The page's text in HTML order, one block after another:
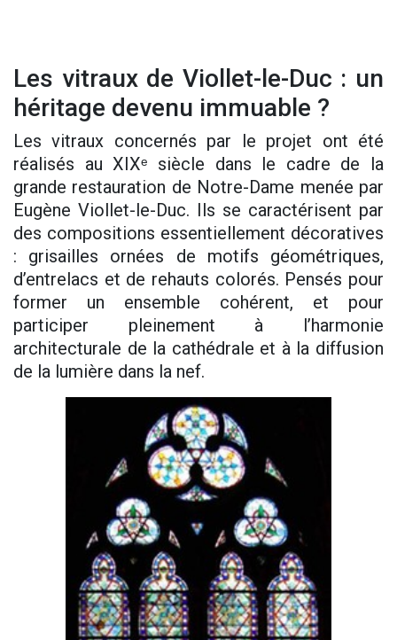
Les vitraux de Viollet-le-Duc : un
héritage devenu immuable ?
Les vitraux concernés par le projet ont été
réalisés au XIXᵉ siècle dans le cadre de la
grande restauration de Notre-Dame menée par
Eugène Viollet-le-Duc. Ils se caractérisent par
des compositions essentiellement décoratives
: grisailles ornées de motifs géométriques,
d’entrelacs et de rehauts colorés. Pensés pour
former un ensemble cohérent, et pour
participer pleinement à l’harmonie
architecturale de la cathédrale et à la diffusion
de la lumière dans la nef.